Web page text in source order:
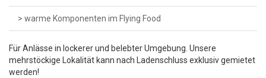
> warme Komponenten im Flying Food
Für Anlässe in lockerer und belebter Umgebung. Unsere
mehrstöckige Lokalität kann nach Ladenschluss exklusiv gemietet
werden!